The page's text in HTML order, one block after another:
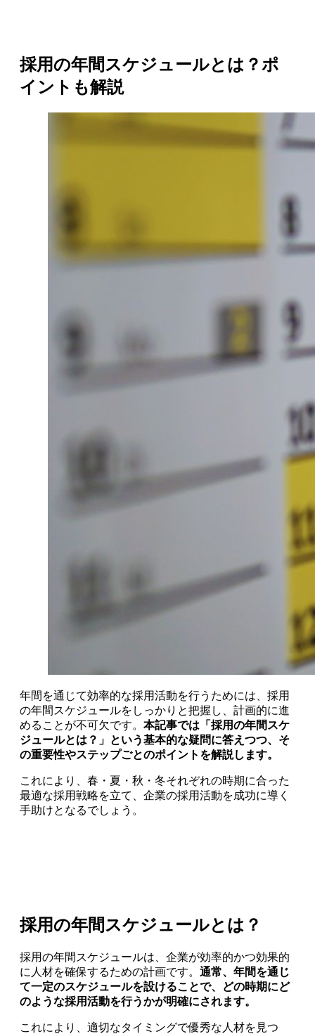
採用の年間スケジュールとは？ポ
イントも解説
年間を通じて効率的な採用活動を行うためには、採用
の年間スケジュールをしっかりと把握し、計画的に進
めることが不可欠です。 本記事では「採用の年間スケ
ジュールとは？」という基本的な疑問に答えつつ、そ
の重要性やステップごとのポイントを解説します。
これにより、春・夏・秋・冬それぞれの時期に合った
最適な採用戦略を立て、企業の採用活動を成功に導く
手助けとなるでしょう。
採用の年間スケジュールとは？
採用の年間スケジュールは、企業が効率的かつ効果的
に人材を確保するための計画です。 通常、年間を通じ
て一定のスケジュールを設けることで、どの時期にど
のような採用活動を行うかが明確にされます。
これにより、適切なタイミングで優秀な人材を見つ